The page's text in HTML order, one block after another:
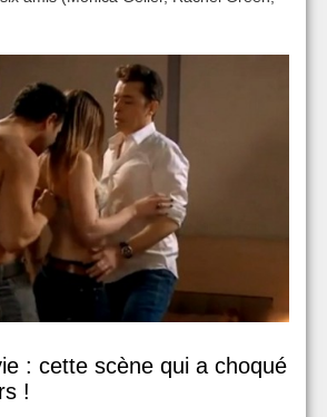
: cette scène qui a choqué
!